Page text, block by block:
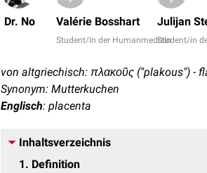
Dr. No Valérie Bosshart
Student/in der Humanmedizin
Julijan
Student/in
von altgriechisch: πλακοῦς ("plakous") -
Synonym: Mutterkuchen
Englisch: placenta
Inhaltsverzeichnis
1
Definition